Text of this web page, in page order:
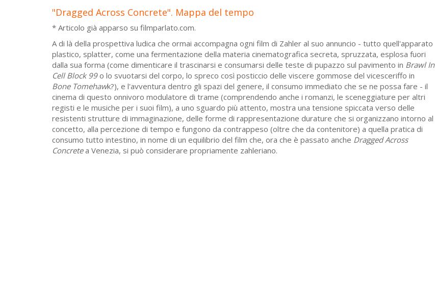
"Dragged Across Concrete". Mappa del tempo
* Articolo già apparso su filmparlato.com.
A di là della prospettiva ludica che ormai accompagna ogni film di Zahler al suo annuncio - tutto quell'apparato
plastico, splatter, come una fermentazione della materia cinematografica secreta, spruzzata, esplosa fuori
dalla sua forma (come dimenticare il trascinarsi e consumarsi delle teste di pupazzo sul pavimento in Brawl In
Cell Block 99o lo svuotarsi del corpo, lo spreco così posticcio delle viscere gommose del vicesceriffo in
Bone Tomehawk?), e l'avventura dentro gli spazi del genere, il consumo immediato che se ne possa fare - il
cinema di questo onnivoro modulatore di trame (comprendendo anche i romanzi, le sceneggiature per altri
registi e le musiche per i suoi film), a uno sguardo più attento, mostra una tensione spiccata verso delle
resistenti strutture di immaginazione, delle forme di rappresentazione durature che si organizzano intorno al
concetto, alla percezione di tempo e fungono da contrappeso (oltre che da contenitore) a quella pratica di
consumo tutto intestino, in nome di un equilibrio del film che, ora che è passato anche Dragged Across
Concretea Venezia, si può considerare propriamente zahleriano.